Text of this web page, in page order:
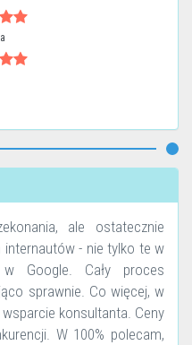
ale ostatecznie
internautów - nie tylko te w
Google. Cały proces
sprawnie. Co więcej, w
konsultanta. Ceny
W 100% polecam,